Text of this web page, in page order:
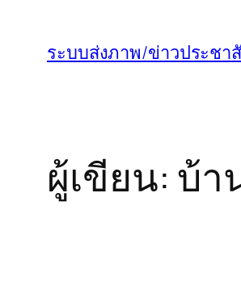
ระบบส่งภาพ/ข่าวประชา
ผู้เขียน: บ้า